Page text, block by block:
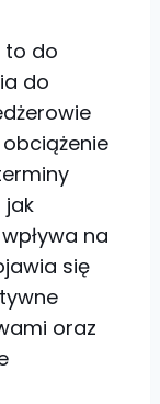
to do
do
jak
na
się
oraz